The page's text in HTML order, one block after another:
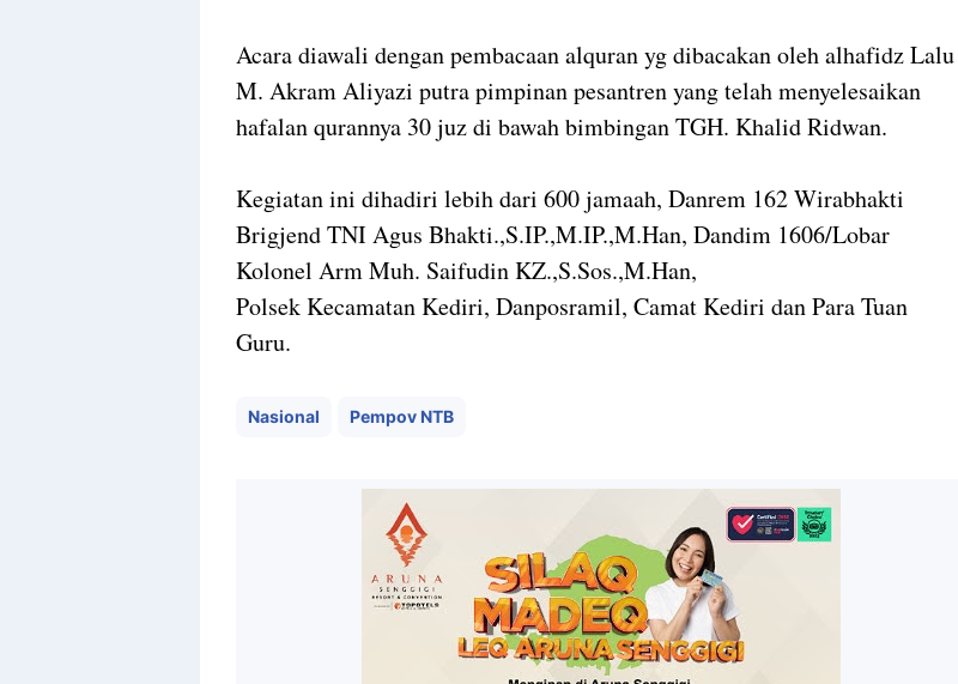
Acara diawali dengan pembacaan alquran yg dibacakan oleh alhafidz Lalu
M. Akram Aliyazi putra pimpinan pesantren yang telah menyelesaikan
hafalan qurannya 30 juz di bawah bimbingan TGH. Khalid Ridwan.
Kegiatan ini dihadiri lebih dari 600 jamaah, Danrem 162 Wirabhakti
Brigjend TNI Agus Bhakti.,S.IP.,M.IP.,M.Han, Dandim 1606/Lobar
Kolonel Arm Muh. Saifudin KZ.,S.Sos.,M.Han,
Polsek Kecamatan Kediri, Danposramil, Camat Kediri dan Para Tuan
Guru.
Nasional Pempov NTB